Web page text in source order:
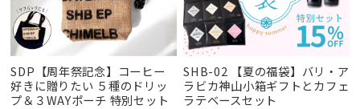
SDP【周年祭記念】コーヒー
好きに贈りたい ５種のドリッ
プ＆３WAYポーチ 特別セット
SHB-02 【夏の福袋】バリ・ア
ラビカ神山小箱ギフトとカフェ
ラテベースセット